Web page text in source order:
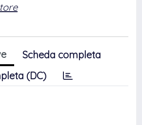
Scheda completa
(DC)